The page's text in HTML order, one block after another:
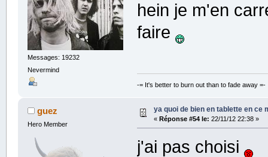
Messages: 19232
Nevermind
hein je m'en
faire
-= It's better to burn out than to fade away =-
guez
Hero Member
ya quoi de bien en tablette en ce
« Réponse #54 le: 22/11/12 22:38 »
j'ai pas choisi